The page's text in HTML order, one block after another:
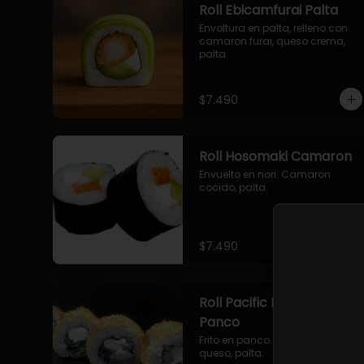
Roll Ebicamfurai Palta
Envoltura en palta, relleno con
camaron furai, queso crema,
palta.
$7.490
Roll Hosomaki Camaron
Envuelto en nori. Camaron
cocido, palta.
$7.490
Roll Pacific Furai en
Panco
Frito en panco. Camaron furai,
queso, palta.